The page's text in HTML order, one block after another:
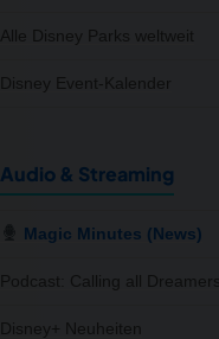
Alle Disney Parks weltweit
Disney Event-Kalender
Audio & Streaming
Magic Minutes (News)
Podcast: Calling all Dreamers!
Disney+ Neuheiten